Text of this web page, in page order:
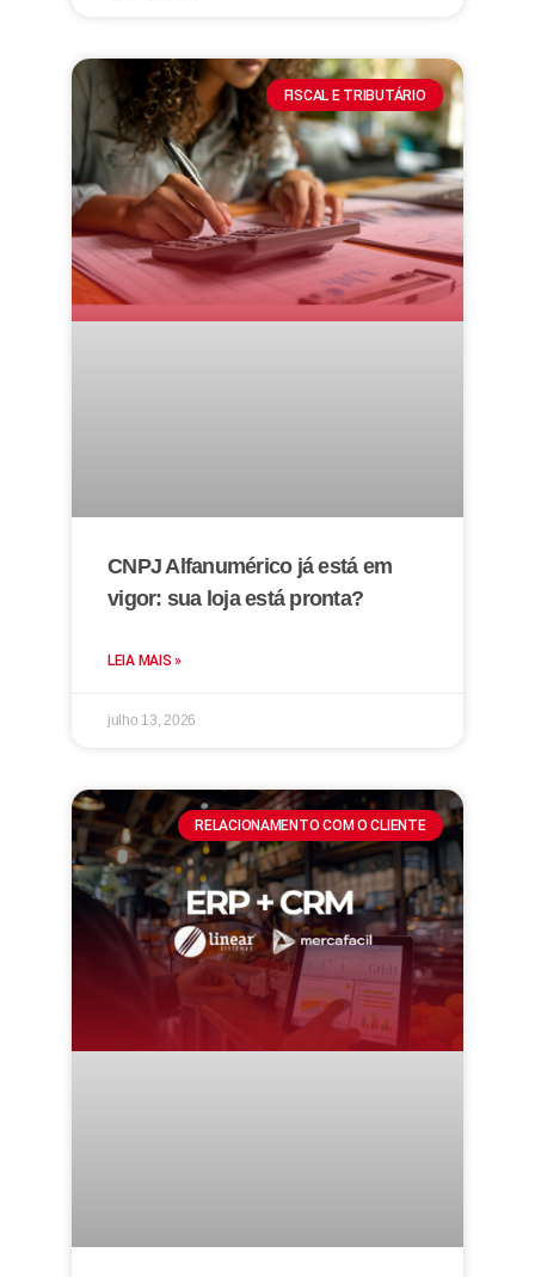
FISCAL E TRIBUTÁRIO
CNPJ Alfanumérico já está em
vigor: sua loja está pronta?
LEIA MAIS »
julho 13, 2026
RELACIONAMENTO COM O CLIENTE